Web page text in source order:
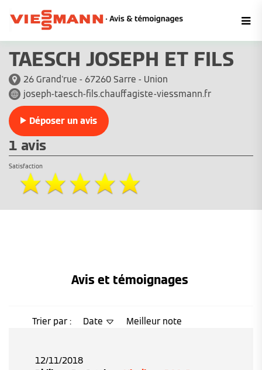
TAESCH JOSEPH ET FILS
26 Grand'rue - 67260 Sarre - Union
joseph-taesch-fils.chauffagiste-viessmann.fr
Déposer un avis
1 avis
Satisfaction
Avis et témoignages
Trier par : Date Meilleur note
12/11/2018